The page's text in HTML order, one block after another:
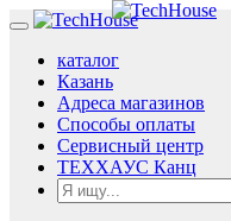
каталог
Казань
Адреса магазинов
Способы оплаты
Сервисный центр
ТЕХХАУС Канц